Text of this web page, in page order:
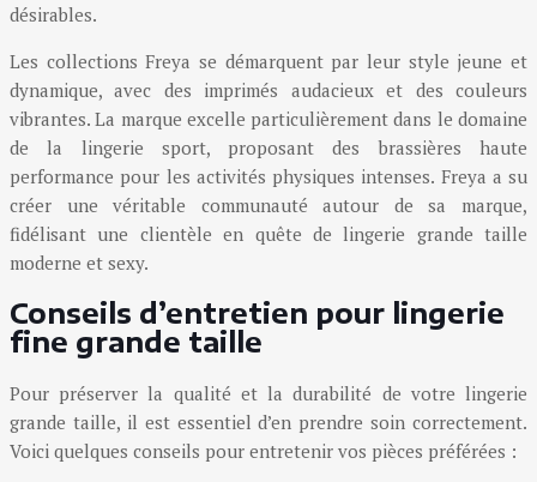
désirables.
Les collections Freya se démarquent par leur style jeune et
dynamique, avec des imprimés audacieux et des couleurs
vibrantes. La marque excelle particulièrement dans le domaine
de la lingerie sport, proposant des brassières haute
performance pour les activités physiques intenses. Freya a su
créer une véritable communauté autour de sa marque,
fidélisant une clientèle en quête de lingerie grande taille
moderne et sexy.
Conseils d’entretien pour lingerie
fine grande taille
Pour préserver la qualité et la durabilité de votre lingerie
grande taille, il est essentiel d’en prendre soin correctement.
Voici quelques conseils pour entretenir vos pièces préférées :